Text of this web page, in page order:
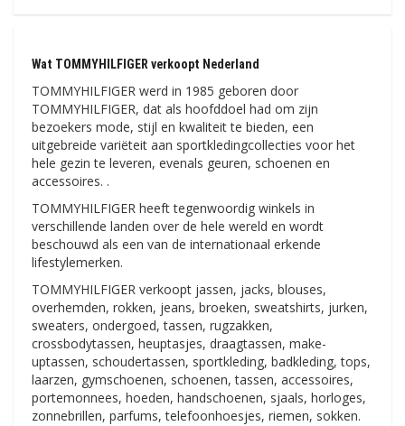
Wat TOMMYHILFIGER verkoopt Nederland
TOMMYHILFIGER werd in 1985 geboren door
TOMMYHILFIGER, dat als hoofddoel had om zijn
bezoekers mode, stijl en kwaliteit te bieden, een
uitgebreide variëteit aan sportkledingcollecties voor het
hele gezin te leveren, evenals geuren, schoenen en
accessoires. .
TOMMYHILFIGER heeft tegenwoordig winkels in
verschillende landen over de hele wereld en wordt
beschouwd als een van de internationaal erkende
lifestylemerken.
TOMMYHILFIGER verkoopt jassen, jacks, blouses,
overhemden, rokken, jeans, broeken, sweatshirts, jurken,
sweaters, ondergoed, tassen, rugzakken,
crossbodytassen, heuptasjes, draagtassen, make-
uptassen, schoudertassen, sportkleding, badkleding, tops,
laarzen, gymschoenen, schoenen, tassen, accessoires,
portemonnees, hoeden, handschoenen, sjaals, horloges,
zonnebrillen, parfums, telefoonhoesjes, riemen, sokken.